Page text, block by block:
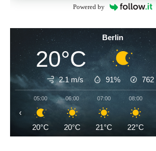
Powered by
Berlin
20°C
2.1 m/s 91% 762
05:00
20°C
06:00
20°C
07:00
21°C
08:00
22°C
‹